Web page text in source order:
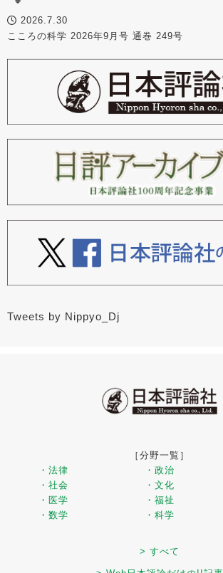
2026.7.30
こころの科学 2026年9月号 通巻 249号
Tweets by Nippyo_Dj
［分野一覧］
・法律
・政治
・社会
・文化
・医学
・福祉
・数学
・科学
> すべて